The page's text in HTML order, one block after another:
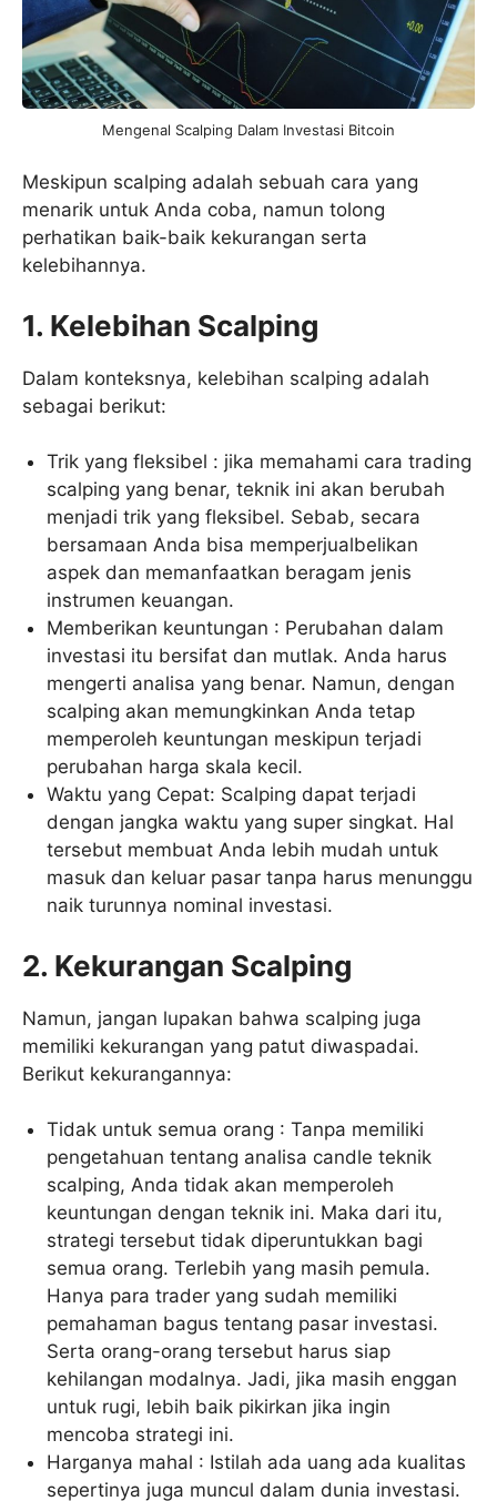
Mengenal Scalping Dalam Investasi Bitcoin
Meskipun scalping adalah sebuah cara yang
menarik untuk Anda coba, namun tolong
perhatikan baik-baik kekurangan serta
kelebihannya.
1. Kelebihan Scalping
Dalam konteksnya, kelebihan scalping adalah
sebagai berikut:
Trik yang fleksibel : jika memahami cara trading
scalping yang benar, teknik ini akan berubah
menjadi trik yang fleksibel. Sebab, secara
bersamaan Anda bisa memperjualbelikan
aspek dan memanfaatkan beragam jenis
instrumen keuangan.
Memberikan keuntungan : Perubahan dalam
investasi itu bersifat dan mutlak. Anda harus
mengerti analisa yang benar. Namun, dengan
scalping akan memungkinkan Anda tetap
memperoleh keuntungan meskipun terjadi
perubahan harga skala kecil.
Waktu yang Cepat: Scalping dapat terjadi
dengan jangka waktu yang super singkat. Hal
tersebut membuat Anda lebih mudah untuk
masuk dan keluar pasar tanpa harus menunggu
naik turunnya nominal investasi.
2. Kekurangan Scalping
Namun, jangan lupakan bahwa scalping juga
memiliki kekurangan yang patut diwaspadai.
Berikut kekurangannya:
Tidak untuk semua orang : Tanpa memiliki
pengetahuan tentang analisa candle teknik
scalping, Anda tidak akan memperoleh
keuntungan dengan teknik ini. Maka dari itu,
strategi tersebut tidak diperuntukkan bagi
semua orang. Terlebih yang masih pemula.
Hanya para trader yang sudah memiliki
pemahaman bagus tentang pasar investasi.
Serta orang-orang tersebut harus siap
kehilangan modalnya. Jadi, jika masih enggan
untuk rugi, lebih baik pikirkan jika ingin
mencoba strategi ini.
Harganya mahal : Istilah ada uang ada kualitas
sepertinya juga muncul dalam dunia investasi.